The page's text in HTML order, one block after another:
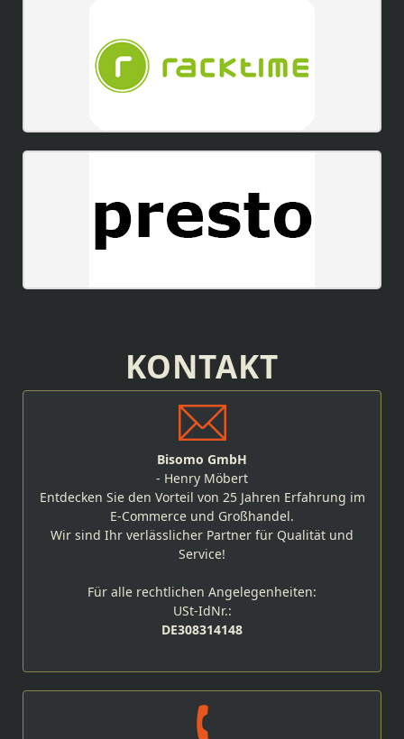
KONTAKT
Bisomo GmbH
- Henry Möbert
Entdecken Sie den Vorteil von 25 Jahren Erfahrung im
E-Commerce und Großhandel.
Wir sind Ihr verlässlicher Partner für Qualität und
Service!
Für alle rechtlichen Angelegenheiten:
USt-IdNr.:
DE308314148